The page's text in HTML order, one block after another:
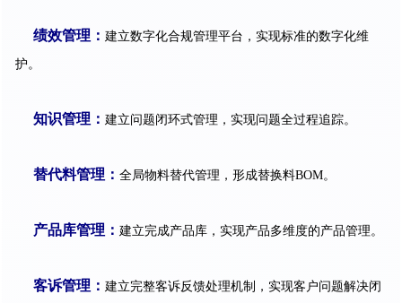
绩效管理： 建立数字化合规管理平台，实现标准的数字化维
护。
知识管理： 建立问题闭环式管理，实现问题全过程追踪。
替代料管理： 全局物料替代管理，形成替换料BOM。
产品库管理： 建立完成产品库，实现产品多维度的产品管理。
客诉管理： 建立完整客诉反馈处理机制，实现客户问题解决闭